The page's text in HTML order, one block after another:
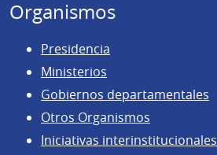
Organismos
Presidencia
Ministerios
Gobiernos departamentales
Otros Organismos
Iniciativas interinstitucionales